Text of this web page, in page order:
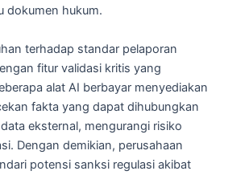
dokumen hukum.
terhadap standar pelaporan
fitur validasi kritis yang
alat AI berbayar menyediakan
fakta yang dapat dihubungkan
eksternal, mengurangi risiko
Dengan demikian, perusahaan
potensi sanksi regulasi akibat